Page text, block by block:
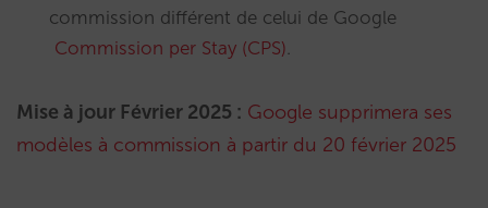
commission différent de celui de Google
Commission per Stay (CPS).
Mise à jour Février 2025 : Google supprimera ses
modèles à commission à partir du 20 février 2025